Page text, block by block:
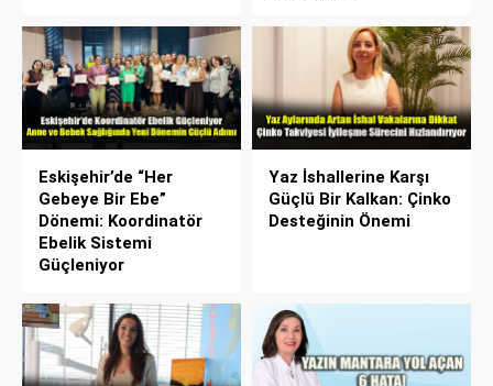
Eskişehir’de “Her
Gebeye Bir Ebe”
Dönemi: Koordinatör
Ebelik Sistemi
Güçleniyor
Yaz İshallerine Karşı
Güçlü Bir Kalkan: Çinko
Desteğinin Önemi